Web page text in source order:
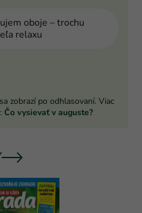
oboje – trochu
relaxu
zobrazí po odhlasovaní. Viac
Čo vysievať v auguste?